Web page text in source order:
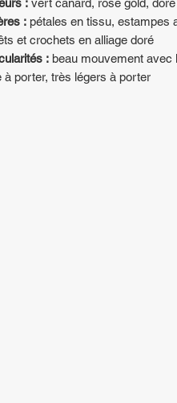
: vert canard, rose gold, doré
: pétales en tissu, estampes
et crochets en alliage doré
: beau mouvement avec
à porter, très légers à porter